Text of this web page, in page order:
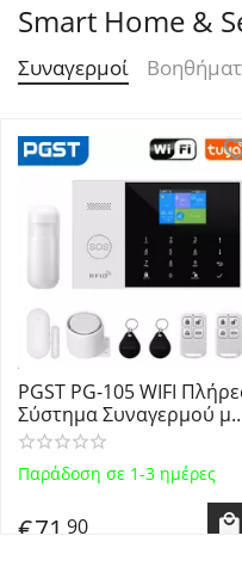
Smart Home &
Συναγερμοί
PGST PG-105 WIFI
Σύστημα Συναγερμού με
Ανιχνευτή Κίνησης,
Αισθητήρα Πόρτας,
Σειρήνα, 2
Τηλεχειριστήρια, 2 Tags
RFID και έλεγχο μέσω
Παράδοση σε 1-3 ημέρες
€71 90